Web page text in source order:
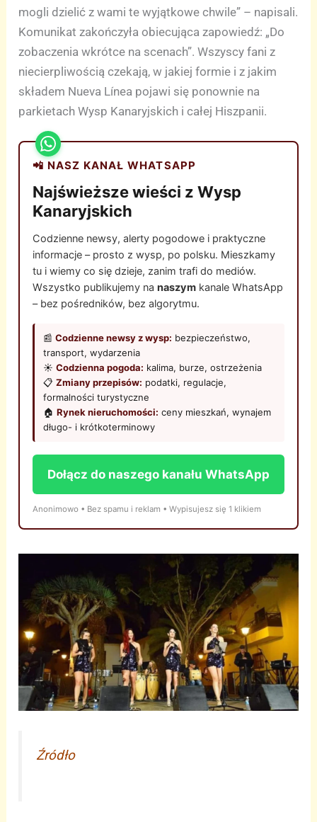
mogli dzielić z wami te wyjątkowe chwile” – napisali.
Komunikat zakończyła obiecująca zapowiedź: „Do
zobaczenia wkrótce na scenach”. Wszyscy fani z
niecierpliwością czekają, w jakiej formie i z jakim
składem Nueva Línea pojawi się ponownie na
parkietach Wysp Kanaryjskich i całej Hiszpanii.
📲 NASZ KANAŁ WHATSAPP
Najświeższe wieści z Wysp
Kanaryjskich
Codzienne newsy, alerty pogodowe i praktyczne
informacje – prosto z wysp, po polsku. Mieszkamy
tu i wiemy co się dzieje, zanim trafi do mediów.
Wszystko publikujemy nanaszym kanale WhatsApp
– bez pośredników, bez algorytmu.
📰Codzienne newsy z wysp: bezpieczeństwo,
transport, wydarzenia
☀️Codzienna pogoda: kalima, burze, ostrzeżenia
📋Zmiany przepisów: podatki, regulacje,
formalności turystyczne
🏠Rynek nieruchomości: ceny mieszkań, wynajem
długo- i krótkoterminowy
Dołącz do naszego kanału WhatsApp
Anonimowo • Bez spamu i reklam • Wypisujesz się 1 klikiem
Źródło